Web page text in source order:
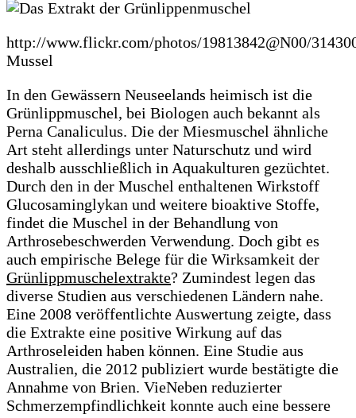
http://www.flickr.com/photos/19813842@N00/
Mussel
In den Gewässern Neuseelands heimisch ist die
Grünlippmuschel, bei Biologen auch bekannt als
Perna Canaliculus. Die der Miesmuschel ähnliche
Art steht allerdings unter Naturschutz und wird
deshalb ausschließlich in Aquakulturen gezüchtet.
Durch den in der Muschel enthaltenen Wirkstoff
Glucosaminglykan und weitere bioaktive Stoffe,
findet die Muschel in der Behandlung von
Arthrosebeschwerden Verwendung. Doch gibt es
auch empirische Belege für die Wirksamkeit der
Grünlippmuschelextrakte? Zumindest legen das
diverse Studien aus verschiedenen Ländern nahe.
Eine 2008 veröffentlichte Auswertung zeigte, dass
die Extrakte eine positive Wirkung auf das
Arthroseleiden haben können. Eine Studie aus
Australien, die 2012 publiziert wurde bestätigte die
Annahme von Brien. VieNeben reduzierter
Schmerzempfindlichkeit konnte auch eine bessere